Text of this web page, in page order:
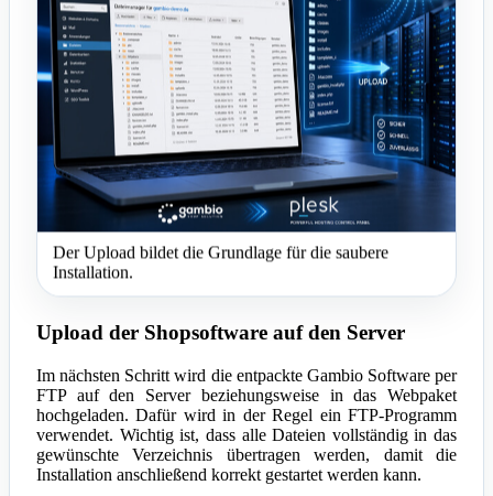
Der Upload bildet die Grundlage für die saubere
Installation.
Upload der Shopsoftware auf den Server
Im nächsten Schritt wird die entpackte Gambio Software per
FTP auf den Server beziehungsweise in das Webpaket
hochgeladen. Dafür wird in der Regel ein FTP-Programm
verwendet. Wichtig ist, dass alle Dateien vollständig in das
gewünschte Verzeichnis übertragen werden, damit die
Installation anschließend korrekt gestartet werden kann.